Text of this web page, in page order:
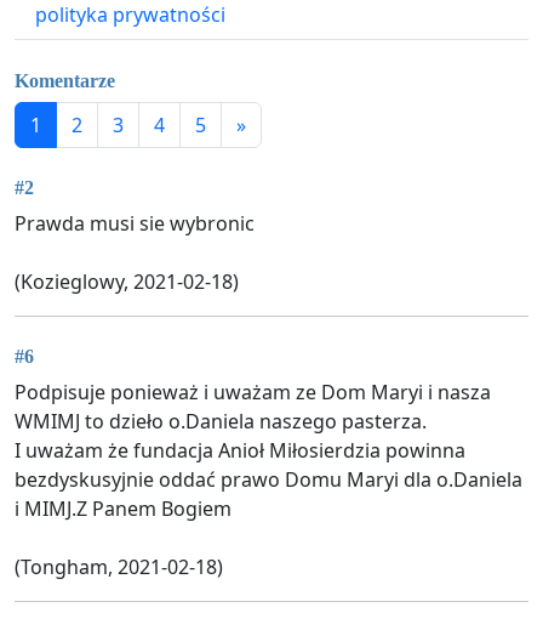
polityka prywatności
Komentarze
1 2 3 4 5 »
#2
Prawda musi sie wybronic
(Kozieglowy, 2021-02-18)
#6
Podpisuje ponieważ i uważam ze Dom Maryi i nasza
WMIMJ to dzieło o.Daniela naszego pasterza.
I uważam że fundacja Anioł Miłosierdzia powinna
bezdyskusyjnie oddać prawo Domu Maryi dla o.Daniela
i MIMJ.Z Panem Bogiem
(Tongham, 2021-02-18)